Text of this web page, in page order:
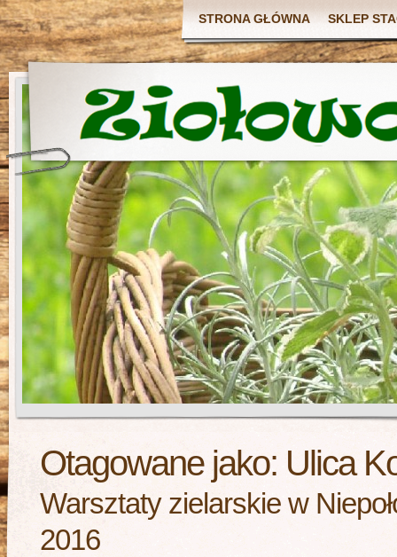
STRONA GŁÓWNA SKLEP
Otagowane jako: Ulica
Warsztaty zielarskie w
2016